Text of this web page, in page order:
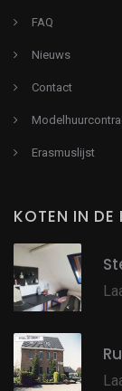
FAQ
Nieuws
Contact
Erasmuslijst
KOTEN IN DE